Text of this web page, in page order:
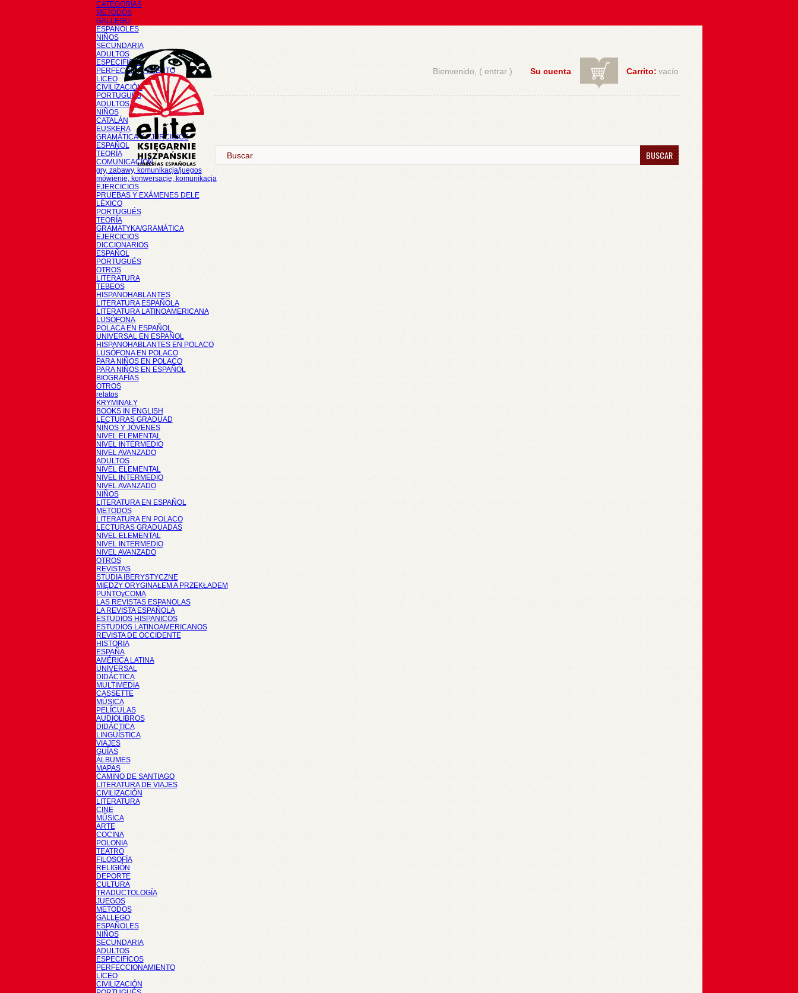
CATEGORÍAS
METODOS
GALLEGO
ESPAÑOLES
NIÑOS
SECUNDARIA
ADULTOS
ESPECIFICOS
PERFECCIONAMIENTO
LICEO
CIVILIZACIÓN
PORTUGUÉS
ADULTOS
NIÑOS
CATALÁN
EUSKERA
GRAMÁTICA Y EJERCICIOS
ESPAÑOL
TEORÍA
COMUNICACIÓN
gry, zabawy, komunikacja/juegos
mówienie, konwersacje, komunikacja
EJERCICIOS
PRUEBAS Y EXÁMENES DELE
LÉXICO
PORTUGUÉS
TEORÍA
GRAMATYKA/GRAMÁTICA
EJERCICIOS
DICCIONARIOS
ESPAÑOL
PORTUGUÉS
OTROS
LITERATURA
TEBEOS
HISPANOHABLANTES
LITERATURA ESPAÑOLA
LITERATURA LATINOAMERICANA
LUSÓFONA
POLACA EN ESPAÑOL
UNIVERSAL EN ESPAÑOL
HISPANOHABLANTES EN POLACO
LUSÓFONA EN POLACO
PARA NIÑOS EN POLACO
PARA NIÑOS EN ESPAÑOL
BIOGRAFÍAS
OTROS
relatos
KRYMINAŁY
BOOKS IN ENGLISH
LECTURAS GRADUAD
NIÑOS Y JÓVENES
NIVEL ELEMENTAL
NIVEL INTERMEDIO
NIVEL AVANZADO
ADULTOS
NIVEL ELEMENTAL
NIVEL INTERMEDIO
NIVEL AVANZADO
NIÑOS
LITERATURA EN ESPAÑOL
METODOS
LITERATURA EN POLACO
LECTURAS GRADUADAS
NIVEL ELEMENTAL
NIVEL INTERMEDIO
NIVEL AVANZADO
OTROS
REVISTAS
STUDIA IBERYSTYCZNE
MIĘDZY ORYGINAŁEM A PRZEKŁADEM
PUNTOyCOMA
LAS REVISTAS ESPANOLAS
LA REVISTA ESPAÑOLA
ESTUDIOS HISPANICOS
ESTUDIOS LATINOAMERICANOS
REVISTA DE OCCIDENTE
HISTORIA
ESPAÑA
AMÉRICA LATINA
UNIVERSAL
DIDÁCTICA
MULTIMEDIA
CASSETTE
MÚSICA
PELÍCULAS
AUDIOLIBROS
DIDÁCTICA
LINGÜÍSTICA
VIAJES
GUÍAS
ÁLBUMES
MAPAS
CAMINO DE SANTIAGO
LITERATURA DE VIAJES
CIVILIZACIÓN
LITERATURA
CINE
MÚSICA
ARTE
COCINA
POLONIA
TEATRO
FILOSOFÍA
RELIGIÓN
DEPORTE
CULTURA
TRADUCTOLOGÍA
JUEGOS
METODOS
GALLEGO
ESPAÑOLES
NIÑOS
SECUNDARIA
ADULTOS
ESPECIFICOS
PERFECCIONAMIENTO
LICEO
CIVILIZACIÓN
Carrito: vacío
Su cuenta
Bienvenido, ( entrar)
BUSCAR